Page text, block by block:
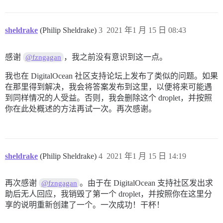
sheldrake (Philip Sheldrake) 2021 年1 月 15 日 08:43
3
感谢 @fzngagan ，我之前没有意识到这一点。
我也在 DigitalOcean 社区支持论坛上发布了类似的问题。如果
在那里得到解决，我会将答案发布到这里，以便将来可能遇
到同样情况的人受益。否则，我会删除这个 droplet，并按照
你在此处概述的方法再试一次。再次感谢。
sheldrake (Philip Sheldrake) 2021 年1 月 15 日 14:19
4
再次感谢 @fzngagan 。由于在 DigitalOcean 支持社区发出求
助后无人回应，我销毁了第一个 droplet，并按照你在这里分
享的说明重新创建了一个。一次成功！干杯！